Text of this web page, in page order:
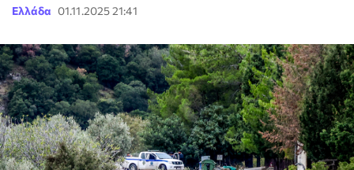
Ελλάδα 01.11.2025 21:41